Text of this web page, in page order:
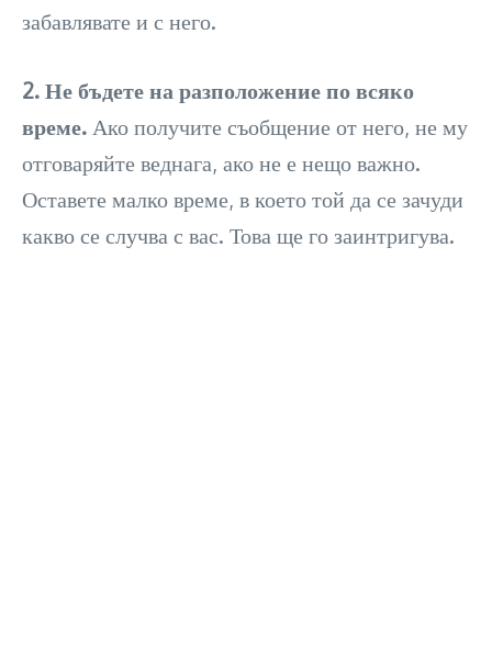
забавлявате и с него.
2. Не бъдете на разположение по всяко
време. Ако получите съобщение от него, не му
отговаряйте веднага, ако не е нещо важно.
Оставете малко време, в което той да се зачуди
какво се случва с вас. Това ще го заинтригува.